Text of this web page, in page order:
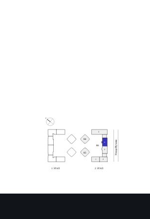
Улица Фучика
С
К6
1 ЭТАП 2 ЭТАП
К4
К5
1 2
3
4
5